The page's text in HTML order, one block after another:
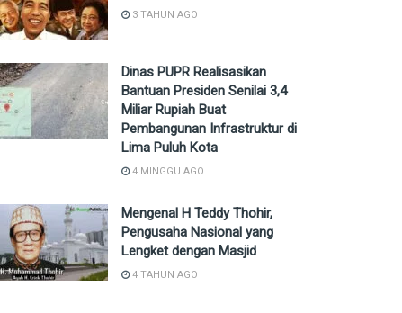
3 TAHUN AGO
Dinas PUPR Realisasikan
Bantuan Presiden Senilai 3,4
Miliar Rupiah Buat
Pembangunan Infrastruktur di
Lima Puluh Kota
4 MINGGU AGO
Mengenal H Teddy Thohir,
Pengusaha Nasional yang
Lengket dengan Masjid
4 TAHUN AGO